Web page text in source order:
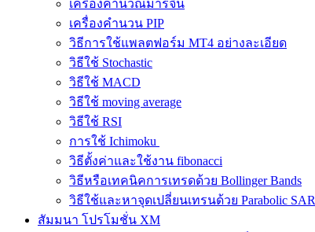
เครื่องคำนวณมาร์จิ้น
เครื่องคำนวน PIP
วิธีการใช้แพลตฟอร์ม MT4 อย่างละเอียด
วิธีใช้ Stochastic
วิธีใช้ MACD
วิธีใช้ moving average
วิธีใช้ RSI
การใช้ Ichimoku
วิธีตั้งค่าและใช้งาน fibonacci
วิธีหรือเทคนิคการเทรดด้วย Bollinger Bands
วิธีใช้และหาจุดเปลี่ยนเทรนด้วย Parabolic SAR
สัมมนา โปรโมชั่น XM